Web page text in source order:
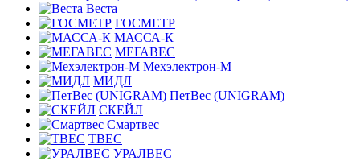
Веста
ГОСМЕТР
МАССА-К
МЕГАВЕС
Мехэлектрон-М
МИДЛ
ПетВес (UNIGRAM)
СКЕЙЛ
Смартвес
ТВЕС
УРАЛВЕС